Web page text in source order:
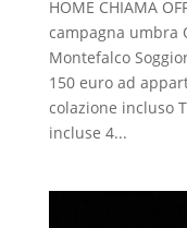
HOME CHIAMA
campagna umbra
Montefalco
150 euro ad
colazione incluso
incluse 4...